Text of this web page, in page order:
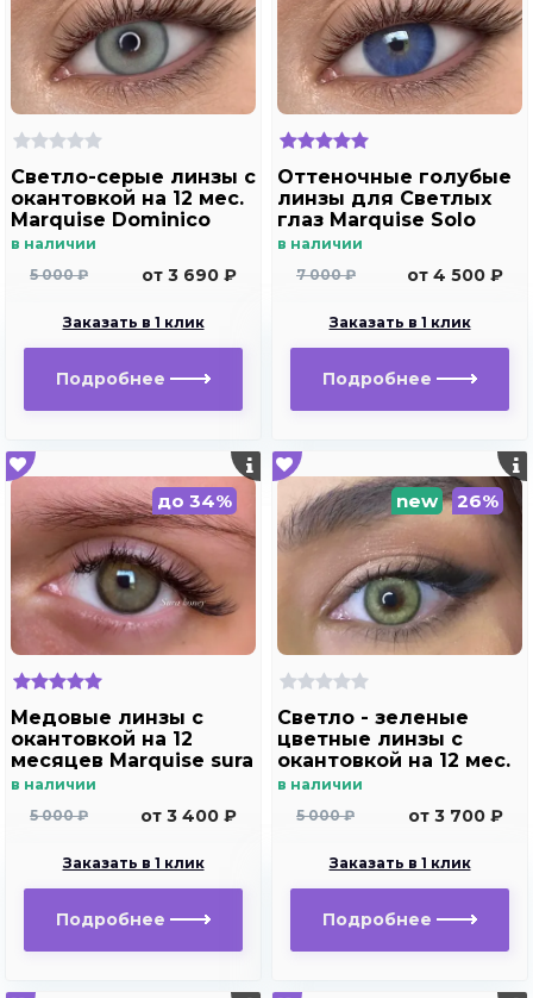
Светло-серые линзы c
окантовкой на 12 мес.
Marquise Dominico
gray
в наличии
5 000 ₽
от 3 690 ₽
Заказать в 1 клик
Подробнее
Оттеночные голубые
линзы для Светлых
глаз Marquise Solo
blue с отверстием
и близорукости
в наличии
7 000 ₽
от 4 500 ₽
Заказать в 1 клик
Подробнее
до 34%
Медовые линзы с
окантовкой на 12
месяцев Marquise sura
Honey
в наличии
5 000 ₽
от 3 400 ₽
Заказать в 1 клик
Подробнее
new 26%
Светло - зеленые
цветные линзы c
окантовкой на 12 мес.
Marquise Dominico
в наличии
5 000 ₽
от 3 700 ₽
Заказать в 1 клик
Подробнее